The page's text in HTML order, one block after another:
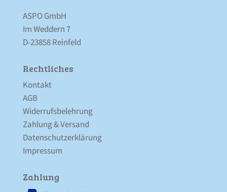
ASPO GmbH
Im Weddern 7
D-23858 Reinfeld
Rechtliches
Kontakt
AGB
Widerrufsbelehrung
Zahlung & Versand
Datenschutz­erklärung
Impressum
Zahlung